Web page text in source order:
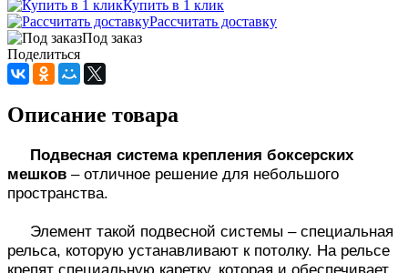
Купить в 1 клик
Рассчитать доставку
Под заказ
Поделиться
Описание товара
Подвесная система крепления боксерских
мешков – отличное решение для небольшого
пространства.
Элемент такой подвесной системы – специальная
рельса, которую устанавливают к потолку. На рельсе
крепят специальную каретку, которая и обеспечивает